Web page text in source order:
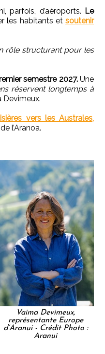
parfois, d’aéroports. Le
les habitants et soutenir
rôle structurant pour les
semestre 2027.Une
réservent longtemps à
Devimeux.
vers les Australes,
l’Aranoa.
Vaima Devimeux,
représentante Europe
d’Aranui - Crédit Photo :
Aranui